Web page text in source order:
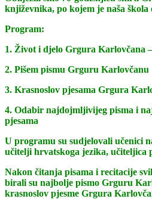
književnika, po kojem je naša škola
Program:
1. Život i djelo Grgura Karlovčana
2. Pišem pismu Grguru Karlovčanu
3. Krasnoslov pjesama Grgura
4. Odabir najdojmljivijeg pisma i
pjesama
U programu su sudjelovali učenici
učitelji hrvatskoga jezika, učiteljica
Nakon čitanja pisama i recitacije
birali su najbolje pismo Grguru
krasnoslov pjesme Grgura